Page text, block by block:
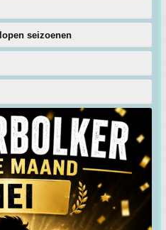
seizoenen